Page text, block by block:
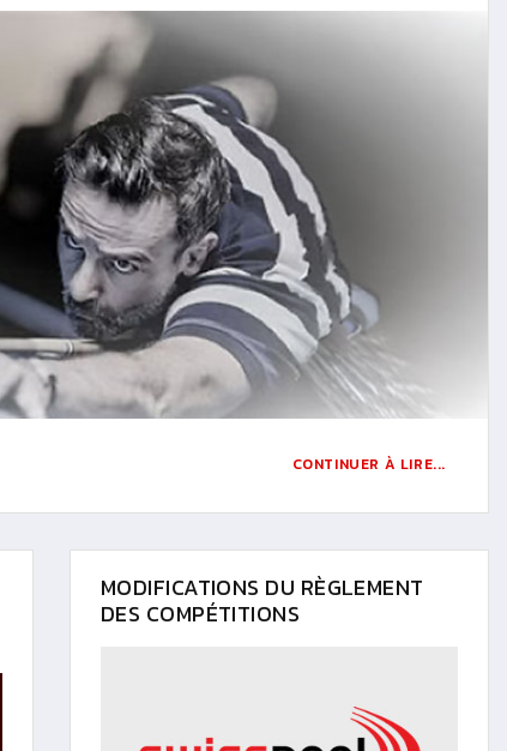
CONTINUER À LIRE...
MODIFICATIONS DU RÈGLEMENT
DES COMPÉTITIONS